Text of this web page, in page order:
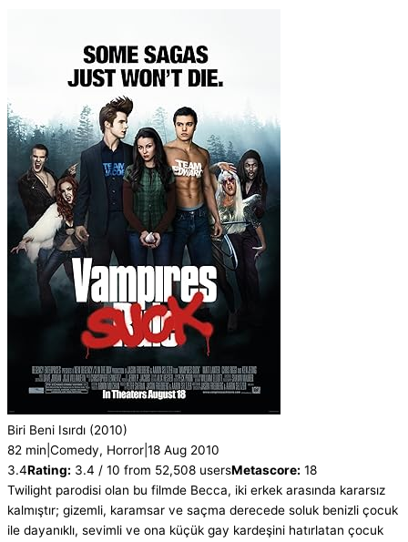
Biri Beni Isırdı (2010)
82 min Comedy, Horror 18 Aug 2010
3.4Rating: 3.4 / 10 from 52,508 usersMetascore: 18
Twilight parodisi olan bu filmde Becca, iki erkek arasında kararsız
kalmıştır; gizemli, karamsar ve saçma derecede soluk benizli çocuk
ile dayanıklı, sevimli ve ona küçük gay kardeşini hatırlatan çocuk